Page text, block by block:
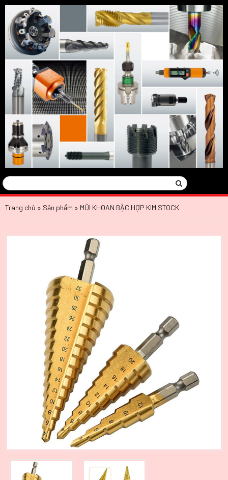
Tìm
kiếm:
Search
Trang chủ » Sản phẩm » MŨI KHOAN BẬC HỢP KIM STOCK